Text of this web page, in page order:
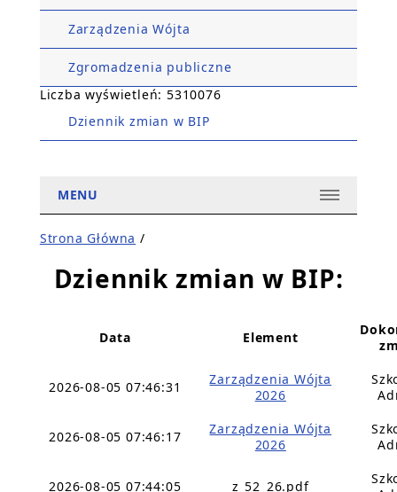
Zarządzenia Wójta
Zgromadzenia publiczne
Liczba wyświetleń: 5310076
Dziennik zmian w BIP
MENU
Strona Główna /
Dziennik zmian w BIP:
Data Element
2026-08-05 07:46:31
Zarządzenia Wójta
2026
2026-08-05 07:46:17
Zarządzenia Wójta
2026
2026-08-05 07:44:05 z_52_26.pdf